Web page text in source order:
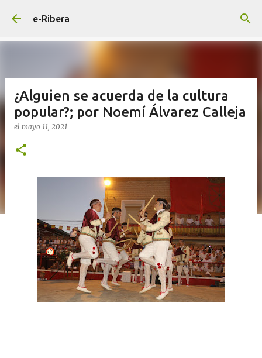
e-Ribera
¿Alguien se acuerda de la cultura
popular?; por Noemí Álvarez Calleja
el mayo 11, 2021